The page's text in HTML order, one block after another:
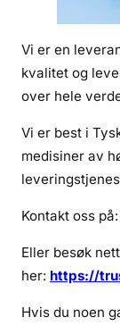
Vi er en
kvalitet og
over hele
Vi er best i
medisiner av
Kontakt oss på:
Eller besøk
her: https://
Hvis du noen